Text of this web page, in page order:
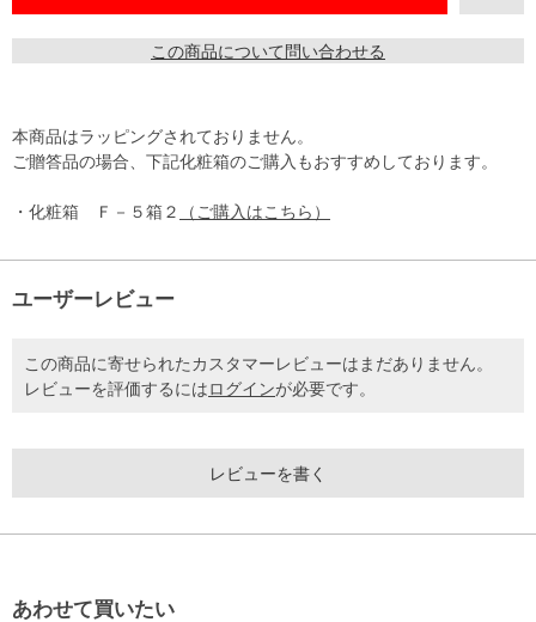
この商品について問い合わせる
本商品はラッピングされておりません。
ご贈答品の場合、下記化粧箱のご購入もおすすめしております。
・化粧箱 Ｆ－５箱２ （ご購入はこちら）
ユーザーレビュー
この商品に寄せられたカスタマーレビューはまだありません。
レビューを評価するにはログインが必要です。
レビューを書く
あわせて買いたい